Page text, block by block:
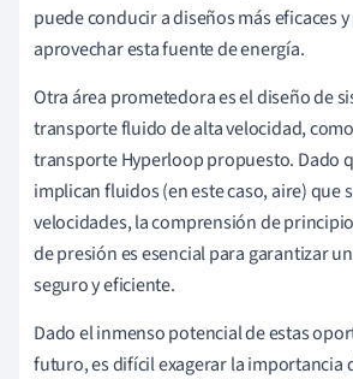
puede conducir a diseños más eficaces
aprovechar esta fuente de energía.
Otra área prometedora es el diseño de
transporte fluido de alta velocidad,
transporte Hyperloop propuesto. Dado
implican fluidos (en este caso, aire) que
velocidades, la comprensión de
de presión es esencial para garantizar
seguro y eficiente.
Dado el inmenso potencial de estas
futuro, es difícil exagerar la importancia